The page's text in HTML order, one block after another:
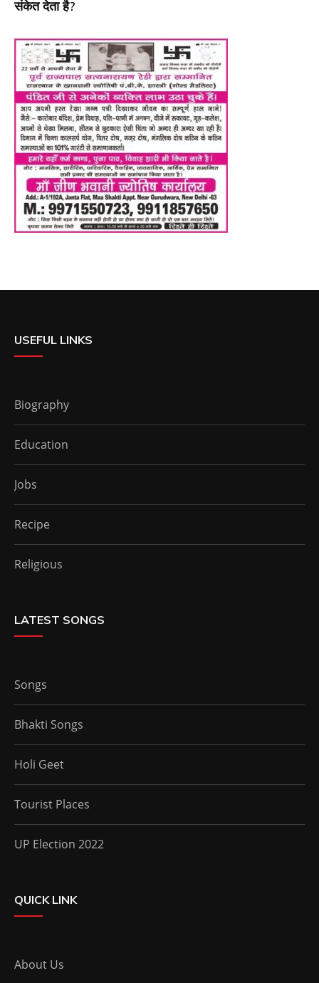
संकेत देता है?
USEFUL LINKS
Biography
Education
Jobs
Recipe
Religious
LATEST SONGS
Songs
Bhakti Songs
Holi Geet
Tourist Places
UP Election 2022
QUICK LINK
About Us